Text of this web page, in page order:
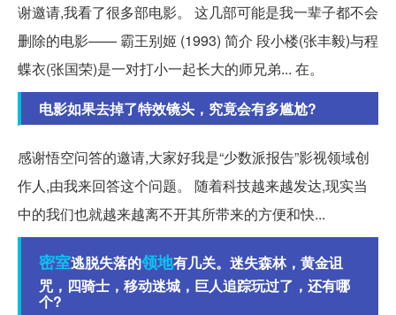
谢邀请,我看了很多部电影。 这几部可能是我一辈子都不会
删除的电影—— 霸王别姬 (1993) 简介 段小楼(张丰毅)与程
蝶衣(张国荣)是一对打小一起长大的师兄弟... 在。
电影如果去掉了特效镜头，究竟会有多尴尬?
感谢悟空问答的邀请,大家好我是“少数派报告”影视领域创
作人,由我来回答这个问题。 随着科技越来越发达,现实当
中的我们也就越来越离不开其所带来的方便和快...
密室逃脱失落的领地有几关。迷失森林，黄金诅
咒，四骑士，移动迷城，巨人追踪玩过了，还有哪
个?